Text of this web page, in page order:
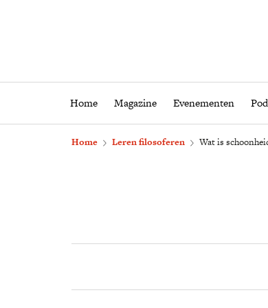
Home Magazine Evenementen
Home Magazine
Home Leren filosoferen Wat is